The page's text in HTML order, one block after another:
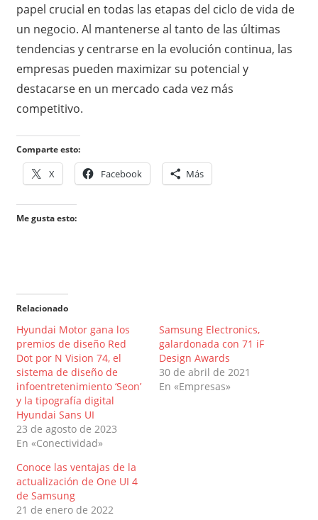
papel crucial en todas las etapas del ciclo de vida de
un negocio. Al mantenerse al tanto de las últimas
tendencias y centrarse en la evolución continua, las
empresas pueden maximizar su potencial y
destacarse en un mercado cada vez más
competitivo.
Comparte esto:
X Facebook Más
Me gusta esto:
Relacionado
Hyundai Motor gana los
premios de diseño Red
Dot por N Vision 74, el
sistema de diseño de
infoentretenimiento ‘Seon’
y la tipografía digital
Hyundai Sans UI
23 de agosto de 2023
En «Conectividad»
Samsung Electronics,
galardonada con 71 iF
Design Awards
30 de abril de 2021
En «Empresas»
Conoce las ventajas de la
actualización de One UI 4
de Samsung
21 de enero de 2022